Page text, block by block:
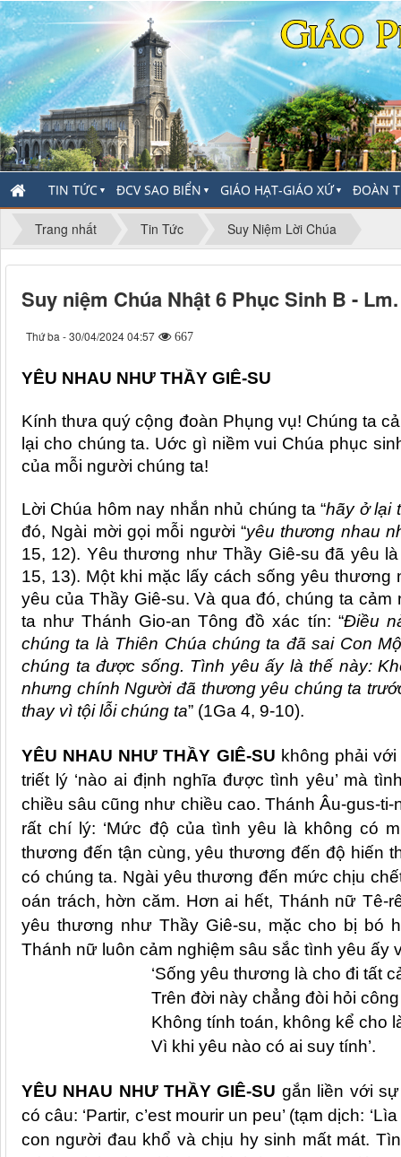
TIN TỨC ▼ ĐCV SAO BIỂN ▼ GIÁO HẠT-GIÁO XỨ▼ ĐOÀN
Trang nhất Tin Tức Suy Niệm Lời Chúa
Suy niệm Chúa Nhật 6 Phục Sinh B -
Thứ ba - 30/04/2024 04:57 667
YÊU NHAU NHƯ THẦY GIÊ-SU
Kính thưa quý cộng đoàn Phụng vụ! Chúng ta
lại cho chúng ta. Uớc gì niềm vui Chúa phục
của mỗi người chúng ta!
Lời Chúa hôm nay nhắn nhủ chúng ta “hãy ở lại
đó, Ngài mời gọi mỗi người “yêu thương nhau
15, 12). Yêu thương như Thầy Giê-su đã yêu là
15, 13). Một khi mặc lấy cách sống yêu thương
yêu của Thầy Giê-su. Và qua đó, chúng ta
ta như Thánh Gio-an Tông đồ xác tín: “Điều
chúng ta là Thiên Chúa chúng ta đãsai Con M
chúng ta được sống. Tình yêu ấy là thế này:
nhưng chính Người đã thương yêu chúng ta
thay vì tội lỗi chúng ta” (1Ga 4, 9-10).
YÊU NHAU NHƯ THẦY GIÊ-SU không phải
triết lý ‘nào ai định nghĩa được tình yêu’ mà
chiều sâu cũng như chiều cao. Thánh Âu-gus-ti-
rất chí lý: ‘Mức độ của tình yêu là không có
thương đến tận cùng, yêu thương đến độ hiến
có chúng ta. Ngài yêu thương đến mức chịu
oán trách, hờn căm. Hơn ai hết, Thánh nữ Tê-
yêu thương như Thầy Giê-su, mặc cho bị bó
Thánh nữ luôn cảm nghiệm sâu sắc tình yêu ấy
‘Sống yêu thương là cho đi tất
Trên đời này chẳng đòi hỏi
Không tính toán, không kể cho
Vì khi yêu nào có ai suy tính’.
YÊU NHAU NHƯ THẦY GIÊ-SU gắn liền với
có câu: ‘Partir, c’est mourir un peu’ (tạm dịch:
con người đau khổ và chịu hy sinh mất mát.